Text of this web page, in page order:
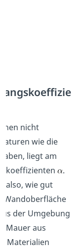
nicht
wie die
liegt am
.
also, wie gut
Wandoberfläche
der Umgebung
Mauer aus
Materialien